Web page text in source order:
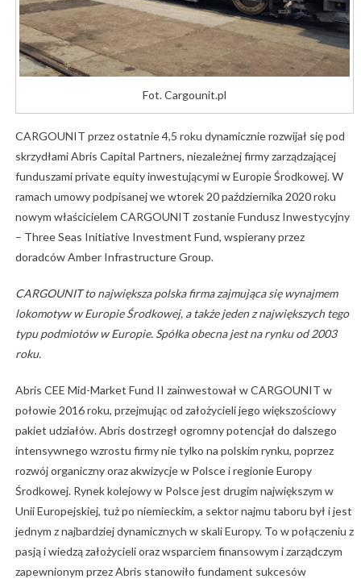
Fot. Cargounit.pl
CARGOUNIT przez ostatnie 4,5 roku dynamicznie rozwijał się pod
skrzydłami Abris Capital Partners, niezależnej firmy zarządzającej
funduszami private equity inwestującymi w Europie Środkowej. W
ramach umowy podpisanej we wtorek 20 października 2020 roku
nowym właścicielem CARGOUNIT zostanie Fundusz Inwestycyjny
– Three Seas Initiative Investment Fund, wspierany przez
doradców Amber Infrastructure Group.
CARGOUNIT to największa polska firma zajmująca się wynajmem
lokomotyw w Europie Środkowej, a także jeden z największych tego
typu podmiotów w Europie. Spółka obecna jest na rynku od 2003
roku.
Abris CEE Mid-Market Fund II zainwestował w CARGOUNIT w
połowie 2016 roku, przejmując od założycieli jego większościowy
pakiet udziałów. Abris dostrzegł ogromny potencjał do dalszego
intensywnego wzrostu firmy nie tylko na polskim rynku, poprzez
rozwój organiczny oraz akwizycje w Polsce i regionie Europy
Środkowej. Rynek kolejowy w Polsce jest drugim największym w
Unii Europejskiej, tuż po niemieckim, a sektor najmu taboru był i jest
jednym z najbardziej dynamicznych w skali Europy. To w połączeniu z
pasją i wiedzą założycieli oraz wsparciem finansowym i zarządczym
zapewnionym przez Abris stanowiło fundament sukcesów